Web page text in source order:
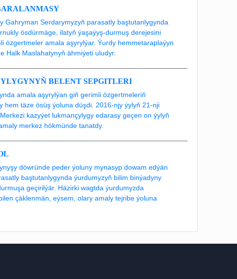
Gahryman Serdarymyzyň parasatly baştutanlygynda
ösdürmäge, ilatyň ýaşaýyş-durmuş derejesini
özgertmeler amala aşyrylýar. Ýurdy hemmetaraplaýyn
Halk Maslahatynyň ähmiýeti uludyr.
BELENT SEPGITLERI
amala aşyrylýan giň gerimli özgertmeleriň
hem täze ösüş ýoluna düşdi. 2016-njy ýylyň 21-nji
kazyýet lukmançylygy edarasy geçen on ýylyň
merkez hökmünde tanatdy.
döwründe peder ýoluny mynasyp dowam edýän
baştutanlygynda ýurdumyzyň bilim binýadyny
geçirilýär. Häzirki wagtda ýurdumyzda
çäklenmän, eýsem, olary amaly tejribe ýoluna